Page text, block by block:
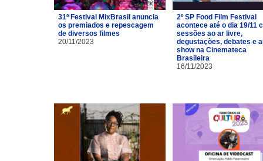
31º Festival MixBrasil anuncia
os premiados e repescagem
de diversos filmes
20/11/2023
2º SP Food Film Festival
acontece até o dia 19/11
sessões ao ar livre,
degustações, debates e
show na Cinemateca
Brasileira
16/11/2023